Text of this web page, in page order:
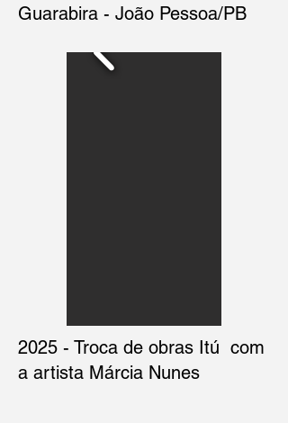
Guarabira - João Pessoa/PB
2025 - Troca de obras Itú com
a artista Márcia Nunes